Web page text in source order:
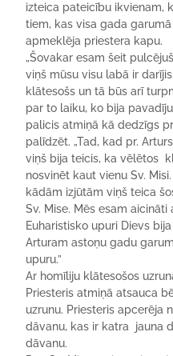
izteica pateicību ikvienam,
tiem, kas visa gada
apmeklēja priestera kapu.
„Šovakar esam šeit
viņš mūsu visu labā ir
klātesošs un tā būs arī
par to laiku, ko bija
palicis atmiņā kā dedzīgs
palīdzēt. „Tad, kad pr.
viņš bija teicis, ka vēlētos
nosvinēt kaut vienu Sv.
kādām izjūtām viņš teica
Sv. Mise. Mēs esam
Euharistisko upuri Dievs
Arturam astoņu gadu
upuru.”
Ar homīliju klātesošos
Priesteris atmiņā atsauca
uzrunu. Priesteris apcerēja
dāvanu, kas ir katra jauna
dāvanu.